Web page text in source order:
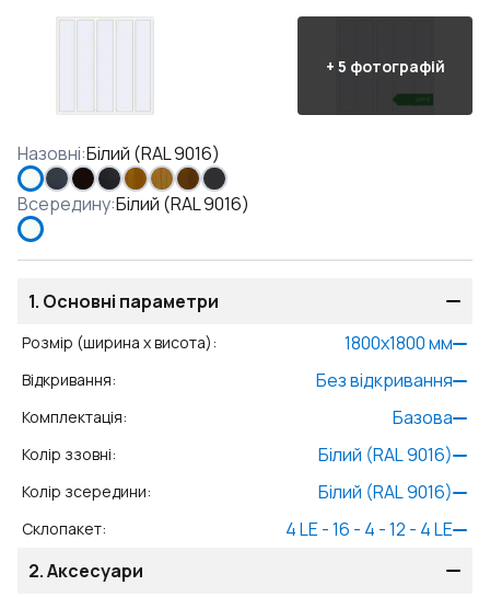
+ 5 фотографій
Назовні:Білий (RAL 9016)
Всередину:Білий (RAL 9016)
1. Основні параметри
Розмір (ширина x висота): 1800x1800мм
Відкривання: Без відкривання
Комплектація: Базова
Колір ззовні: Білий (RAL 9016)
Колір зсередини: Білий (RAL 9016)
Склопакет:
4 LE - 16 - 4 - 12 - 4 LE
2.Аксесуари